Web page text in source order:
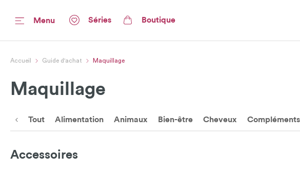
Menu Séries Boutique
Accueil Guide d'achat Maquillage
Maquillage
Tout Alimentation Animaux Bien-être Cheveux
Accessoires